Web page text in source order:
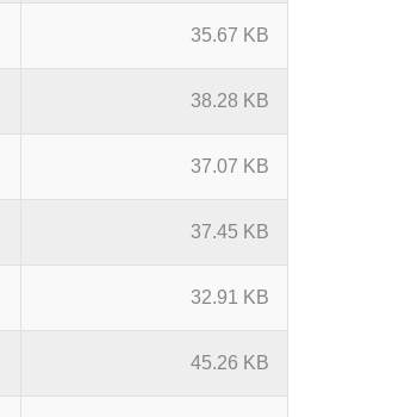
35.67 KB
38.28 KB
37.07 KB
37.45 KB
32.91 KB
45.26 KB